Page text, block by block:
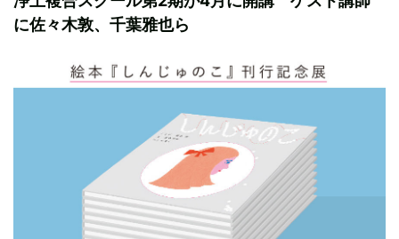
に佐々木敦、千葉雅也ら